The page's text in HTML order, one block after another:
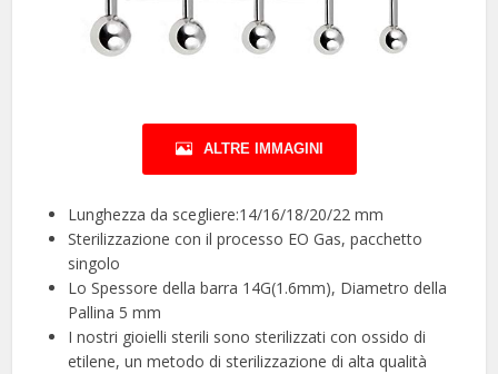
ALTRE IMMAGINI
Lunghezza da scegliere:14/16/18/20/22 mm
Sterilizzazione con il processo EO Gas, pacchetto
singolo
Lo Spessore della barra 14G(1.6mm), Diametro della
Pallina 5 mm
I nostri gioielli sterili sono sterilizzati con ossido di
etilene, un metodo di sterilizzazione di alta qualità